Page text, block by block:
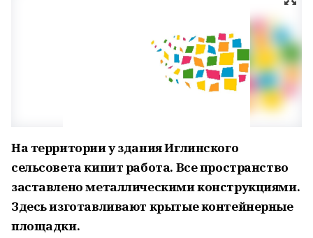
На территории у здания Иглинского
сельсовета кипит работа. Все пространство
заставлено металлическими конструкциями.
Здесь изготавливают крытые контейнерные
площадки.